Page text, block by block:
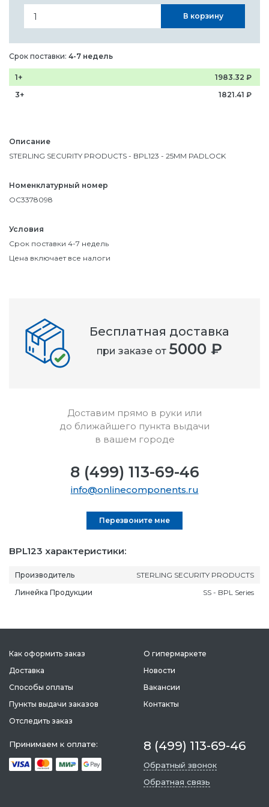
Описание
STERLING SECURITY PRODUCTS - BPL123 - 25MM PADLOCK
Номенклатурный номер
OC3378098
Условия
Срок поставки 4-7 недель
Цена включает все налоги
В корзину
Срок поставки: 4-7 недель
1+ 1983.32 ₽
3+
1821.41 ₽
BPL123 характеристики:
Производитель
STERLING SECURITY PRODUCTS
Линейка Продукции
SS - BPL Series
Бесплатная доставка
при заказе от 5000 ₽
Доставим прямо в руки или
до ближайшего пункта выдачи
в вашем городе
8 (499) 113-69-46
info@onlinecomponents.ru
Перезвоните мне
Как оформить заказ
Доставка
Способы оплаты
Пункты выдачи заказов
Отследить заказ
О гипермаркете
Новости
Вакансии
Контакты
Принимаем к оплате: 8 (499) 113-69-46
Обратный звонок
Обратная связь